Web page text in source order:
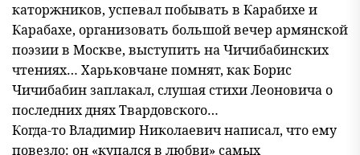
каторжников, успевал побывать в Карабихе и
Карабахе, организовать большой вечер армянской
поэзии в Москве, выступить на Чичибабинских
чтениях… Харьковчане помнят, как Борис
Чичибабин заплакал, слушая стихи Леоновича о
последних днях Твардовского…
Когда-то Владимир Николаевич написал, что ему
повезло: он «купался в любви» самых